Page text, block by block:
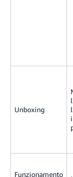
Unboxing
Funzionamento